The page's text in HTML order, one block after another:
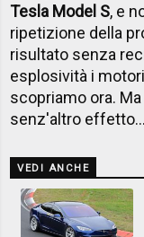
Tesla Model S, e
ripetizione della
risultato senza
esplosività i
scopriamo ora.
senz'altro effetto...
VEDI ANCHE